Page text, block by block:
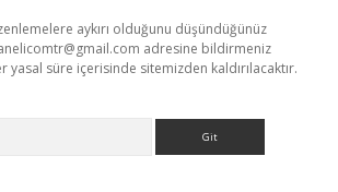
aykırı olduğunu düşündüğünüz
adresine bildirmeniz
yasal süre içerisinde sitemizden kaldırılacaktır.